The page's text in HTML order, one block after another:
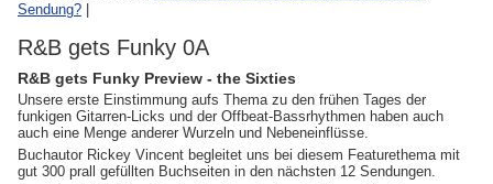
Sendung?
R&B gets Funky 0A
R&B gets Funky Preview - the Sixties
Unsere erste Einstimmung aufs Thema zu den frühen Tages der
funkigen Gitarren-Licks und der Offbeat-Bassrhythmen haben auch
auch eine Menge anderer Wurzeln und Nebeneinflüsse.
Buchautor Rickey Vincent begleitet uns bei diesem Featurethema mit
gut 300 prall gefüllten Buchseiten in den nächsten 12 Sendungen.